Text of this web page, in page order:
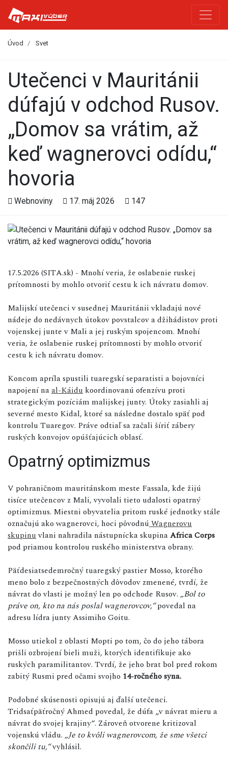
Úvod Svet
Utečenci v Mauritánii
dúfajú v odchod Rusov.
„Domov sa vrátim, až
keď wagnerovci odídu,“
hovoria
Webnoviny 17. máj 2026 147
17.5.2026 (SITA.sk) - Mnohí veria, že oslabenie ruskej
prítomnosti by mohlo otvoriť cestu k ich návratu domov.
Malijskí utečenci v susednej Mauritánii vkladajú nové
nádeje do nedávnych útokov povstalcov a džihádistov proti
vojenskej junte v Mali a jej ruským spojencom. Mnohí
veria, že oslabenie ruskej prítomnosti by mohlo otvoriť
cestu k ich návratu domov.
Koncom apríla spustili tuaregskí separatisti a bojovníci
napojení naal-Káidu koordinovanú ofenzívu proti
strategickým pozíciám malijskej junty. Útoky zasiahli aj
severné mesto Kidal, ktoré sa následne dostalo späť pod
kontrolu Tuaregov. Práve odtiaľ sa začali šíriť zábery
ruských konvojov opúšťajúcich oblasť.
Opatrný optimizmus
V pohraničnom mauritánskom meste Fassala, kde žijú
tisíce utečencov z Mali, vyvolali tieto udalosti opatrný
optimizmus. Miestni obyvatelia pritom ruské jednotky stále
označujú ako wagnerovci, hoci pôvodnú Wagnerovu
skupinuvlani nahradila nástupnícka skupinaAfrica Corps
pod priamou kontrolou ruského ministerstva obrany.
Päťdesiatsedemročný tuaregský pastier Mosso, ktorého
meno bolo z bezpečnostných dôvodov zmenené, tvrdí, že
návrat do vlasti je možný len po odchode Rusov. „Bol to
práve on, kto na nás poslal wagnerovcov,“povedal na
adresu lídra junty Assimiho Goitu.
Mosso utiekol z oblasti Mopti po tom, čo do jeho tábora
prišli ozbrojení bieli muži, ktorých identifikuje ako
ruských paramilitantov. Tvrdí, že jeho brat bol pred rokom
zabitý Rusmi pred očami svojho 14-ročného syna.
Podobné skúsenosti opisujú aj ďalší utečenci.
Tridsaťpäťročný Ahmed povedal, že dúfa „v návrat mieru a
návrat do svojej krajiny“. Zároveň otvorene kritizoval
vojenskú vládu. „Je to kvôli wagnerovcom, že sme všetci
skončili tu,“vyhlásil.